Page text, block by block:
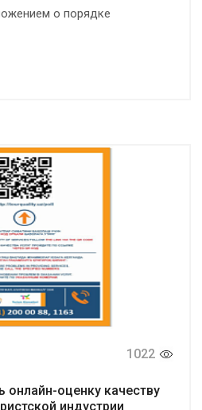
о порядке
1022
онлайн-оценку качеству
индустрии